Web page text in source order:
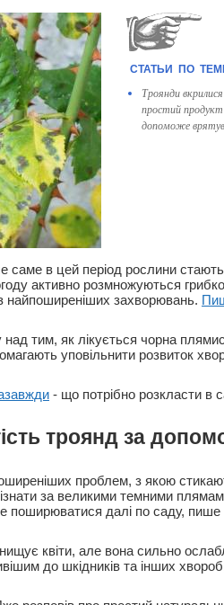
Троянди
простий продукт
допоможе
саме в цей період рослини
активно розмножуються
найпоширеніших захворювань.
тим, як лікується чорна
уповільнити розвиток
- що потрібно розкласти в
троянд за
проблем, з якою
за великими темними плямами
поширюватися далі по саду, пише
квіти, але вона сильно
до шкідників та інших